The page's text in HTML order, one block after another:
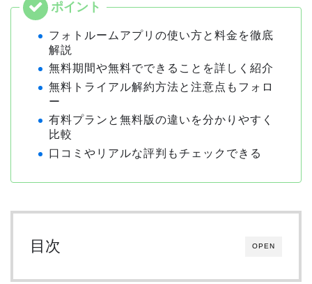
フォトルームアプリの使い方と料金を徹底
解説
無料期間や無料でできることを詳しく紹介
無料トライアル解約方法と注意点もフォロ
ー
有料プランと無料版の違いを分かりやすく
比較
口コミやリアルな評判もチェックできる
OPEN
目次